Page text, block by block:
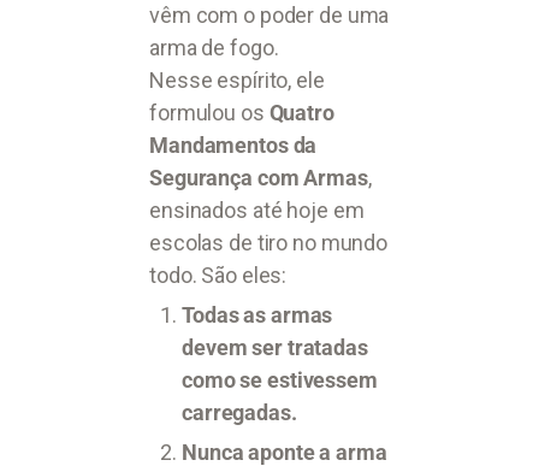
vêm com o poder de uma
arma de fogo.
Nesse espírito, ele
formulou os Quatro
Mandamentos da
Segurança com Armas,
ensinados até hoje em
escolas de tiro no mundo
todo. São eles:
Todas as armas
devem ser tratadas
como se estivessem
carregadas.
Nunca aponte a arma